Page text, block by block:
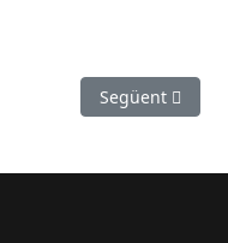
i petites empreses de
Article
Següent